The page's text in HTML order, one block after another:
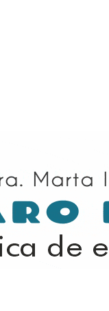
financiar en un 90 por